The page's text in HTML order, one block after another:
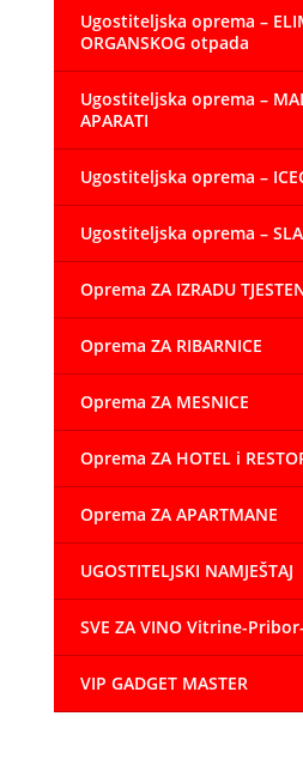
Ugostiteljska oprema –
ORGANSKOG otpada
Ugostiteljska oprema –
APARATI
Ugostiteljska oprema –
Ugostiteljska oprema –
Oprema ZA IZRADU
Oprema ZA RIBARNICE
Oprema ZA MESNICE
Oprema ZA HOTEL i
Oprema ZA APARTMANE
UGOSTITELJSKI NAMJEŠTAJ
SVE ZA VINO Vitrine-
VIP GADGET MASTER